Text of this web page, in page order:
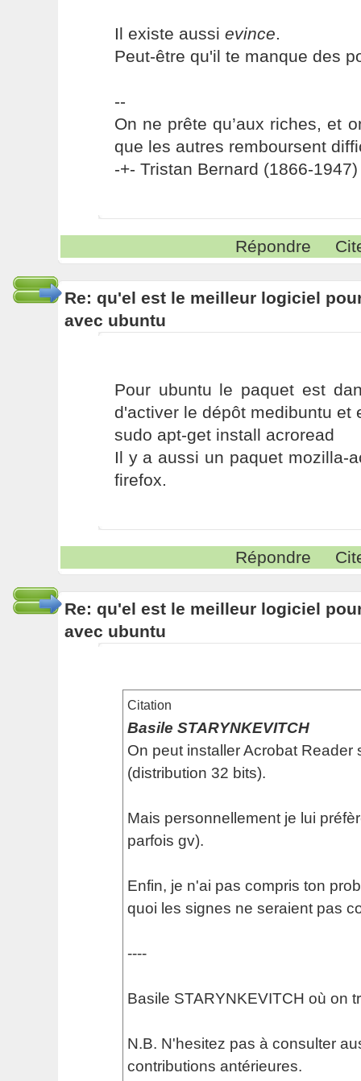
Il existe aussi evince.
Peut-être qu'il te manque des
--
On ne prête qu’aux riches, et
que les autres remboursent
-+- Tristan Bernard (1866-1947)
Répondre
Re: qu'el est le meilleur logiciel
avec ubuntu
Pour ubuntu le paquet est
d'activer le dépôt medibuntu et
sudo apt-get install acroread
Il y a aussi un paquet mozilla-
firefox.
Répondre
Re: qu'el est le meilleur logiciel
avec ubuntu
Citation
Basile STARYNKEVITCH
On peut installer Acrobat Reader
(distribution 32 bits).
Mais personnellement je lui
parfois gv).
Enfin, je n'ai pas compris ton
quoi les signes ne seraient pas
----
Basile STARYNKEVITCH où on
N.B. N'hesitez pas à consulter
contributions antérieures.